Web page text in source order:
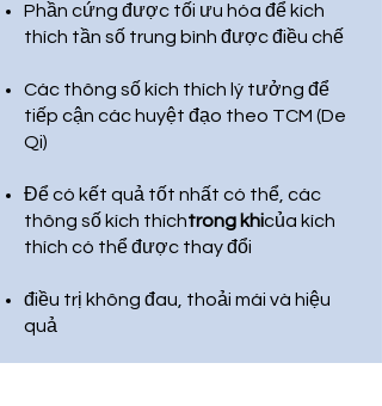
Phần cứng được tối ưu hóa để kích
thích tần số trung bình được điều chế
Các thông số kích thích lý tưởng để
tiếp cận các huyệt đạo theo TCM (De
Qi)
Để có kết quả tốt nhất có thể, các
thông số kích thíchtrong khicủa kích
thích có thể được thay đổi
điều trị không đau, thoải mái và hiệu
quả